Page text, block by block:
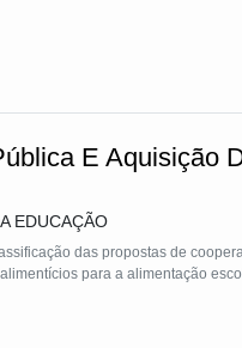
E Aquisição
EDUCAÇÃO
das propostas de
para a alimentação